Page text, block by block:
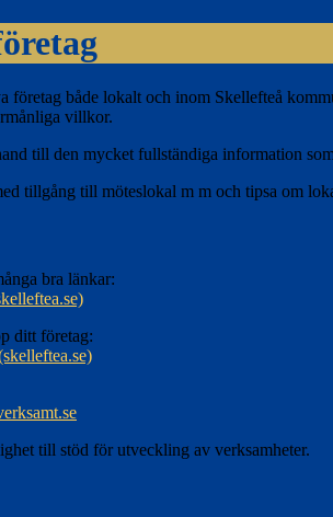
företag både lokalt och inom Skellefteå
villkor.
till den mycket fullständiga information
tillgång till möteslokal m m och tipsa om
bra länkar:
ditt företag:
till stöd för utveckling av verksamheter.